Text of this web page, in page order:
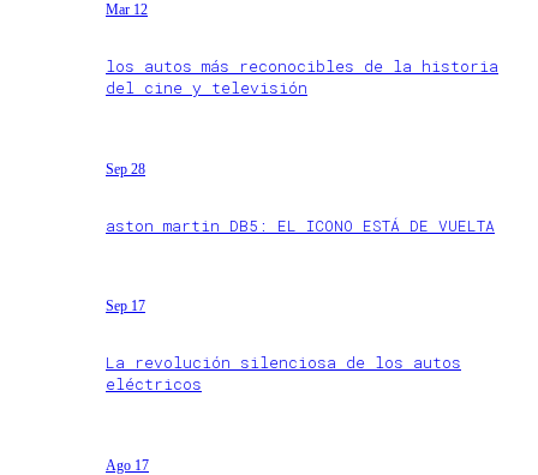
Mar 12
los autos más reconocibles de la historia
del cine y televisión
Sep 28
aston martin DB5: EL ICONO ESTÁ DE VUELTA
Sep 17
La revolución silenciosa de los autos
eléctricos
Ago 17